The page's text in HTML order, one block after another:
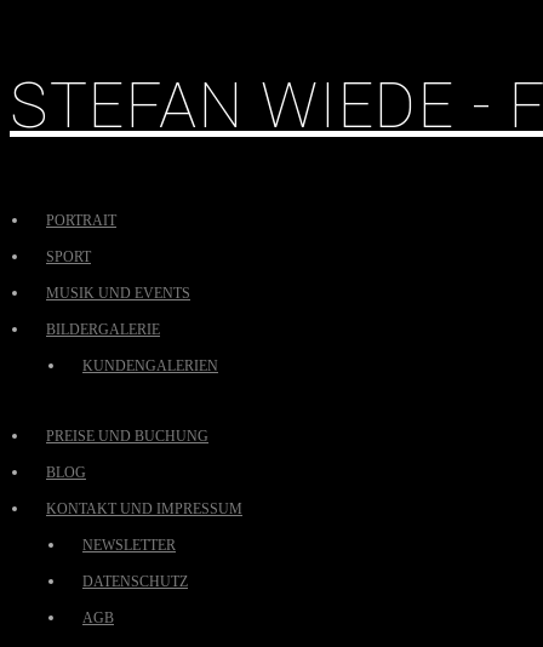
STEFAN WIEDE -
PORTRAIT
SPORT
MUSIK UND EVENTS
BILDERGALERIE
KUNDENGALERIEN
PREISE UND BUCHUNG
BLOG
KONTAKT UND IMPRESSUM
NEWSLETTER
DATENSCHUTZ
AGB